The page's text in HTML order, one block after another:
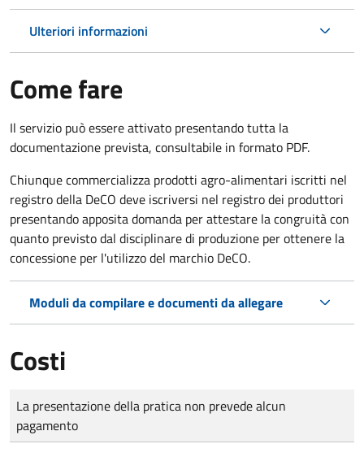
Ulteriori informazioni
Come fare
Il servizio può essere attivato presentando tutta la
documentazione prevista, consultabile in formato PDF.
Chiunque commercializza prodotti agro-alimentari iscritti nel
registro della DeCO deve iscriversi nel registro dei produttori
presentando apposita domanda per attestare la congruità con
quanto previsto dal disciplinare di produzione per ottenere la
concessione per l'utilizzo del marchio DeCO.
Moduli da compilare e documenti da allegare
Costi
Tipo di pagamento
Importo
La presentazione della pratica non prevede alcun
pagamento